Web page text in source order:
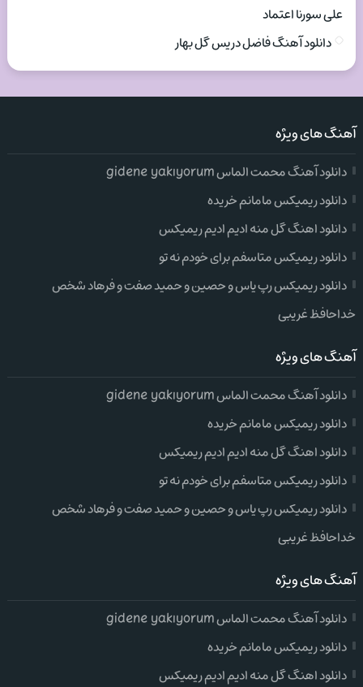
علی سورنا اعتماد
دانلود آهنگ فاضل دریس گل بهار
آهنگ های ویژه
دانلود آهنگ محمت الماس gidene yakıyorum
دانلود ریمیکس مامانم خریده
دانلود اهنگ گل منه ادیم ادیم ریمیکس
دانلود ریمیکس متاسفم برای خودم نه تو
دانلود ریمیکس رپ یاس و حصین و حمید صفت و فرهاد شخص
خداحافظ غریبی
آهنگ های ویژه
دانلود آهنگ محمت الماس gidene yakıyorum
دانلود ریمیکس مامانم خریده
دانلود اهنگ گل منه ادیم ادیم ریمیکس
دانلود ریمیکس متاسفم برای خودم نه تو
دانلود ریمیکس رپ یاس و حصین و حمید صفت و فرهاد شخص
خداحافظ غریبی
آهنگ های ویژه
دانلود آهنگ محمت الماس gidene yakıyorum
دانلود ریمیکس مامانم خریده
دانلود اهنگ گل منه ادیم ادیم ریمیکس